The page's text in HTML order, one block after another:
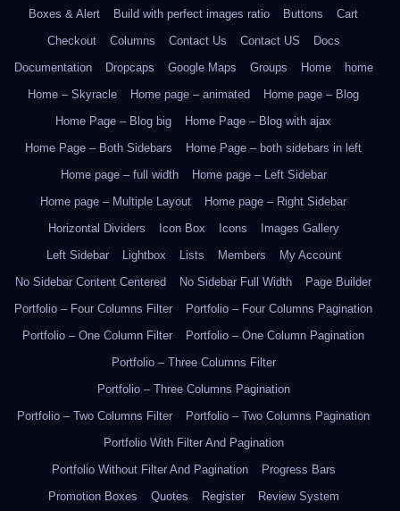
Boxes & Alert
Build with perfect images ratio Buttons
Cart
Checkout
Columns Contact Us Contact US
Docs
Documentation
Dropcaps Google Maps Groups Home
home
Home – Skyracle
Home page – animated
Home page – Blog
Home Page – Blog big
Home Page – Blog with ajax
Home Page – Both Sidebars
Home Page – both sidebars in left
Home page – full width
Home page – Left Sidebar
Home page – Multiple Layout
Home page – Right Sidebar
Horizontal Dividers
Icon Box Icons
Images Gallery
Left Sidebar
Lightbox Lists Members
My Account
No Sidebar Content Centered
No Sidebar Full Width
Page Builder
Portfolio – Four Columns Filter
Portfolio – Four Columns Pagination
Portfolio – One Column Filter
Portfolio – One Column Pagination
Portfolio – Three Columns Filter
Portfolio – Three Columns Pagination
Portfolio – Two Columns Filter
Portfolio – Two Columns Pagination
Portfolio With Filter And Pagination
Portfolio Without Filter And Pagination
Progress Bars
Promotion Boxes
Quotes Register Review System